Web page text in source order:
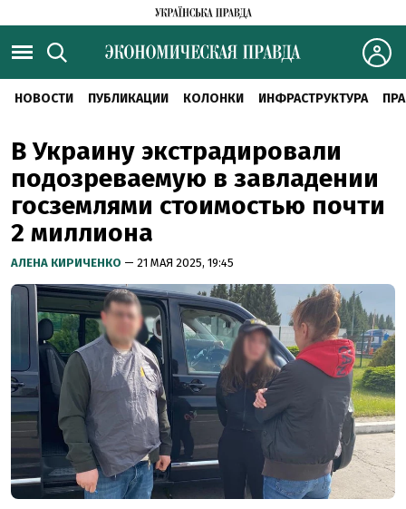
НОВОСТИ ПУБЛИКАЦИИ КОЛОНКИ ИНФРАСТРУКТУРА
В Украину экстрадировали
подозреваемую в завладении
госземлями стоимостью почти
2 миллиона
АЛЕНА КИРИЧЕНКО — 21 МАЯ 2025, 19:45